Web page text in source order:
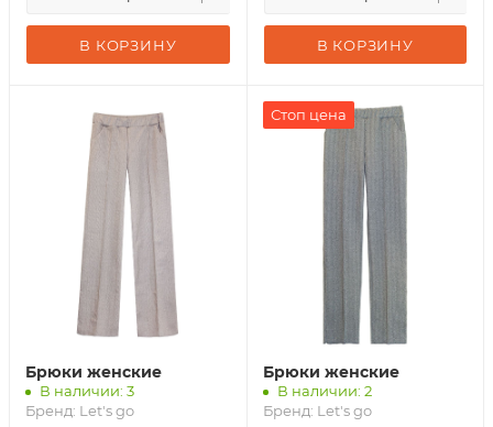
В КОРЗИНУ В КОРЗИНУ
Брюки женские
В наличии: 3
Бренд: Let's go
Стоп цена
Брюки женские
В наличии: 2
Бренд: Let's go